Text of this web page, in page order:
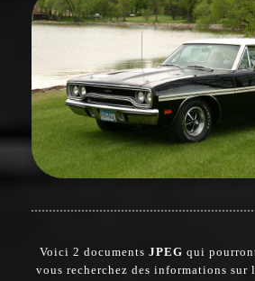
Voici 2 documents JPEG qui
vous recherchez des informations sur